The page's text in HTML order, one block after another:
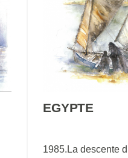
EGYPTE
1985.La descente